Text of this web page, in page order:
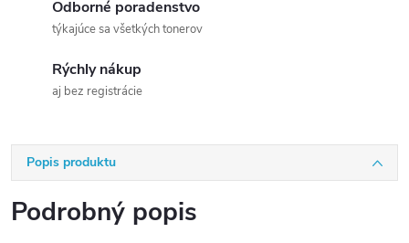
Odborné poradenstvo
týkajúce sa všetkých tonerov
Rýchly nákup
aj bez registrácie
Popis produktu
Podrobný popis